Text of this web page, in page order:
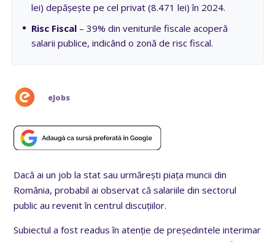
lei) depășește pe cel privat (8.471 lei) în 2024.
Risc Fiscal – 39% din veniturile fiscale acoperă
salarii publice, indicând o zonă de risc fiscal.
eJobs
Dacă ai un job la stat sau urmărești piața muncii din
România, probabil ai observat că salariile din sectorul
public au revenit în centrul discuțiilor.
Subiectul a fost readus în atenție de președintele interimar